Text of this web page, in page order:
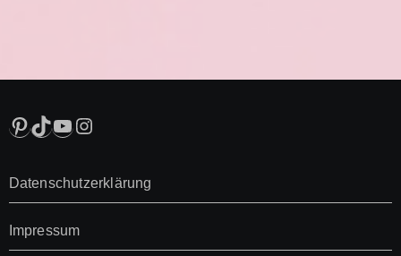
Pinterest
TikTok
YouTube
Instagram
Datenschutzerklärung
Impressum